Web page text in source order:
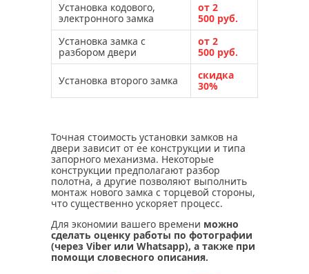
Установка кодового,
электронного замка
от 2
500 руб.
Установка замка с
разбором двери
от 2
500 руб.
Установка второго замка
скидка
30%
Точная стоимость установки замков на
двери зависит от ее конструкции и типа
запорного механизма. Некоторые
конструкции предполагают разбор
полотна, а другие позволяют выполнить
монтаж нового замка с торцевой стороны,
что существенно ускоряет процесс.
Для экономии вашего времени можно
сделать оценку работы по фотографии
(через Viber или Whatsapp), а также при
помощи словесного описания.